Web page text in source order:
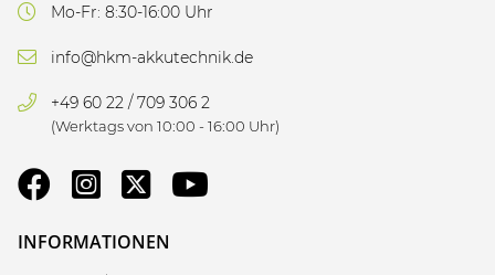
Mo-Fr: 8:30-16:00 Uhr
info@hkm-akkutechnik.de
+49 60 22 / 709 306 2
(Werktags von 10:00 - 16:00 Uhr)
INFORMATIONEN